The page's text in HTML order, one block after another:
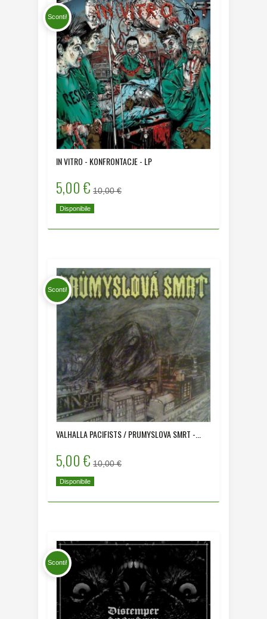
Sconti!
IN VITRO - KONFRONTACJE - LP
5,00 € 10,00 €
Disponibile
Sconti!
VALHALLA PACIFISTS / PRUMYSLOVA SMRT -...
5,00 € 10,00 €
Disponibile
Sconti!